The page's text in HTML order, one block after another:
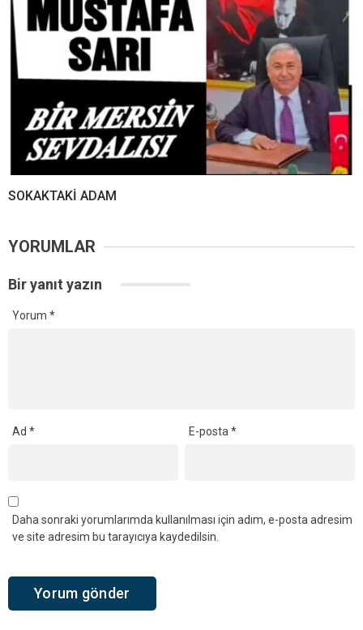
SOKAKTAKİ ADAM
YORUMLAR
Bir yanıt yazın
Yorum *
Ad * E-posta*
Daha sonraki yorumlarımda kullanılması için adım, e-posta adresim
ve site adresim bu tarayıcıya kaydedilsin.